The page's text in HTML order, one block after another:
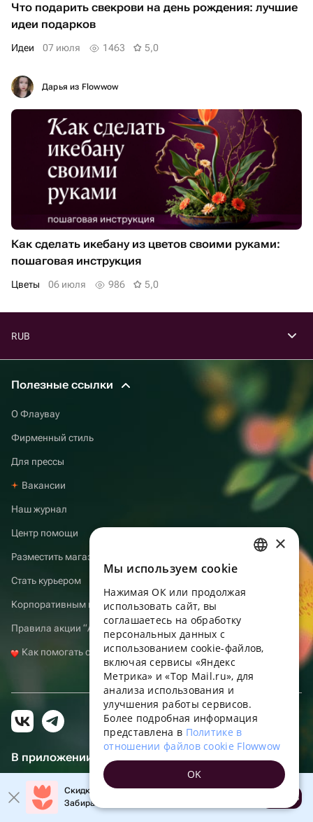
Что подарить свекрови на день рождения: лучшие
идеи подарков
Идеи 07 июля 1463 5,0
Дарья из Flowwow
Как сделать икебану из цветов своими руками:
пошаговая инструкция
Цветы 06 июля 986 5,0
RUB
Полезные ссылки
О Флаувау
Фирменный стиль
Для прессы
Вакансии
Наш журнал
Центр помощи
Разместить магазин
Стать курьером
Корпоративным клиентам
Правила акции “Atomic Heart”
Как помогать с Флаувау
В приложении еще удобнее!
Личный кабинет получателя, больше бонусов за покупки и
напоминания о событиях
Скидка до 10% на первый заказ!
Забирайте промокод в приложении!
Открыть
ENGLISH
UKRAINIAN
PORTUGUESE
FRENCH
TURKISH
POLISH
×
Мы используем сookie
Нажимая ОК или продолжая
использовать сайт, вы
соглашаетесь на обработку
персональных данных с
использованием cookie-файлов,
включая сервисы «Яндекс
Метрика» и «Top Mail.ru», для
анализа использования и
улучшения работы сервисов.
Более подробная информация
представлена в Политике в
отношении файлов cookie Flowwow
OK